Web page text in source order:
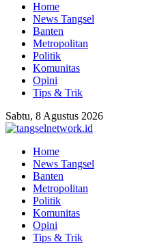
Home
News Tangsel
Banten
Metropolitan
Politik
Komunitas
Opini
Tips & Trik
Sabtu, 8 Agustus 2026
Home
News Tangsel
Banten
Metropolitan
Politik
Komunitas
Opini
Tips & Trik